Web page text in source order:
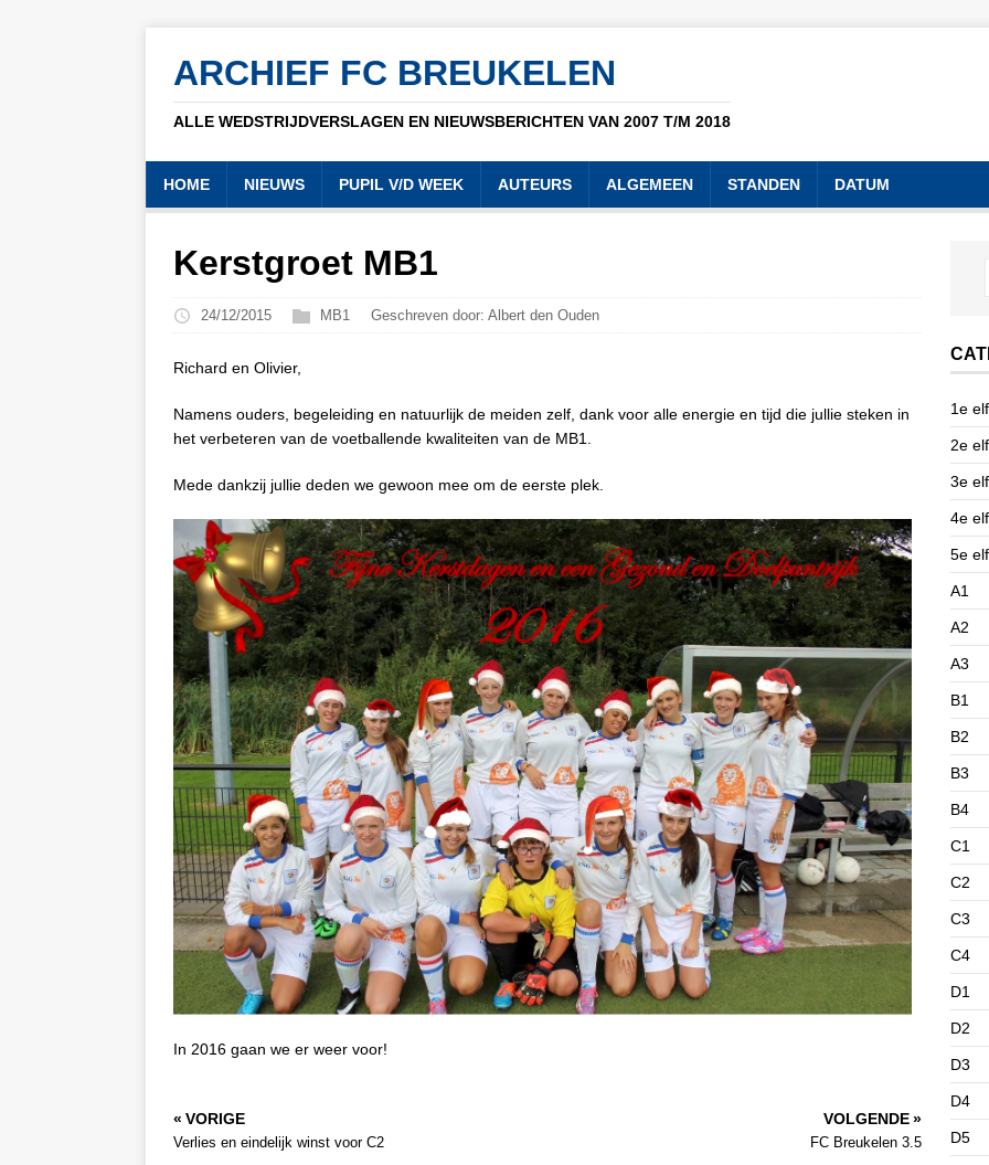
ARCHIEF FC BREUKELEN
ALLE WEDSTRIJDVERSLAGEN EN NIEUWSBERICHTEN VAN 2007 T/M 2018
HOME NIEUWS PUPIL V/D WEEK AUTEURS ALGEMEEN STANDEN DATUM
Kerstgroet MB1
24/12/2015 MB1 Geschreven door: Albert den Ouden
Richard en Olivier,
Namens ouders, begeleiding en natuurlijk de meiden zelf, dank voor alle energie en tijd die jullie steken in
het verbeteren van de voetballende kwaliteiten van de MB1.
Mede dankzij jullie deden we gewoon mee om de eerste plek.
In 2016 gaan we er weer voor!
« VORIGE
Verlies en eindelijk winst voor C2
VOLGENDE »
FC Breukelen 3.5
1e
2e
3e
4e
5e
A1
A2
A3
B1
B2
B3
B4
C1
C2
C3
C4
D1
D2
D3
D4
D5